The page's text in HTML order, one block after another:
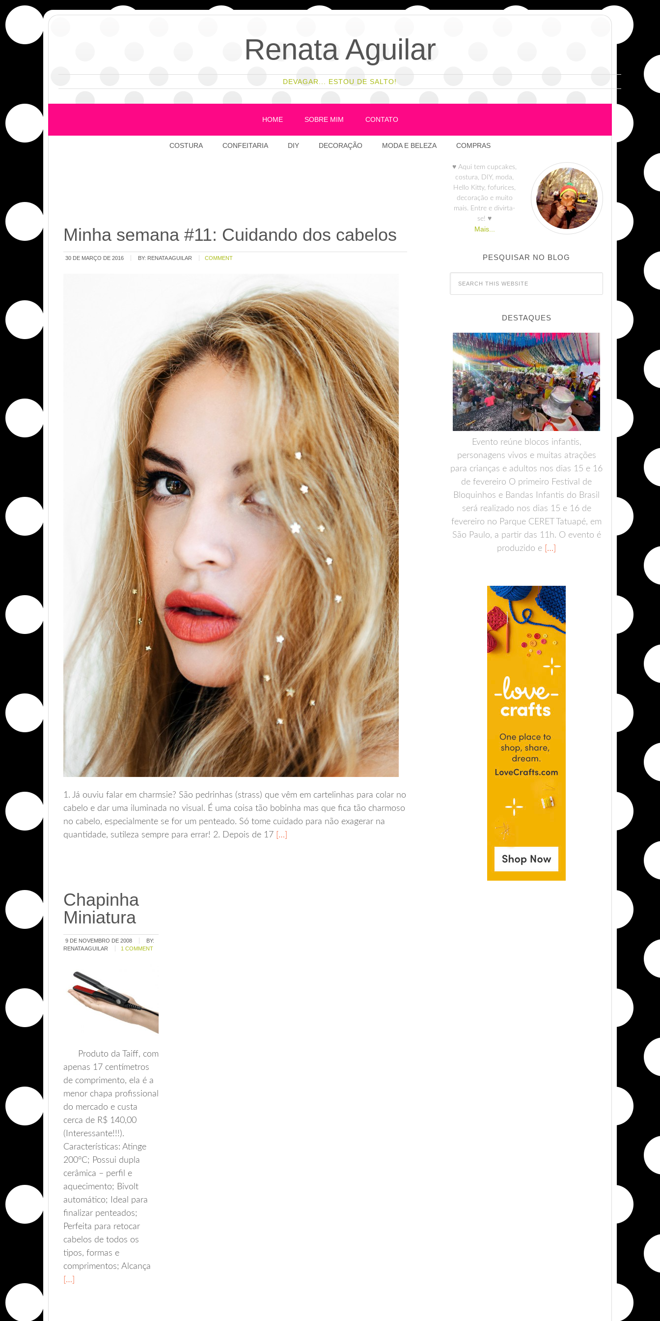
Renata Aguilar
DEVAGAR... ESTOU DE SALTO!
HOME SOBRE MIM CONTATO
COSTURA CONFEITARIA DIY DECORAÇÃO MODA E BELEZA COMPRAS
Minha semana #11: Cuidando dos cabelos
30 DE MARÇO DE 2016 BY: RENATA AGUILAR COMMENT
1. Já ouviu falar em charmsie? São pedrinhas (strass) que vêm em cartelinhas para colar no
cabelo e dar uma iluminada no visual. É uma coisa tão bobinha mas que fica tão charmoso
no cabelo, especialmente se for um penteado. Só tome cuidado para não exagerar na
quantidade, sutileza sempre para errar! 2. Depois de 17 […]
Chapinha
Miniatura
9 DE NOVEMBRO DE 2008
BY:
RENATA AGUILAR
1 COMMENT
Produto da Taiff, com
apenas 17 centímetros
de comprimento, ela é a
menor chapa profissional
do mercado e custa
cerca de R$ 140,00
(Interessante!!!).
Características: Atinge
200°C; Possui dupla
cerâmica – perfil e
aquecimento; Bivolt
automático; Ideal para
finalizar penteados;
Perfeita para retocar
cabelos de todos os
tipos, formas e
comprimentos; Alcança
[…]
♥ Aqui tem cupcakes,
costura, DIY, moda,
Hello Kitty, fofurices,
decoração e muito
mais. Entre e divirta-
se! ♥
Mais...
PESQUISAR NO BLOG
DESTAQUES
Evento reúne blocos infantis,
personagens vivos e muitas atrações
para crianças e adultos nos dias 15 e 16
de fevereiro O primeiro Festival de
Bloquinhos e Bandas Infantis do Brasil
será realizado nos dias 15 e 16 de
fevereiro no Parque CERET Tatuapé, em
São Paulo, a partir das 11h. O evento é
produzido e […]